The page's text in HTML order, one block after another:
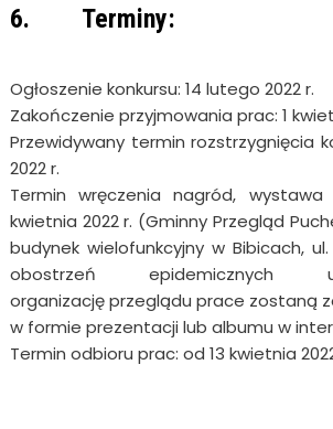
6. Terminy:
Ogłoszenie konkursu: 14 lutego 2022 r.
Zakończenie przyjmowania prac: 1
Przewidywany termin rozstrzygnięcia
2022 r.
Termin wręczenia nagród, wystawa
kwietnia 2022 r. (Gminny Przegląd
budynek wielofunkcyjny w Bibicach,
obostrzeń epidemicznych
organizację przeglądu prace zostaną
w formie prezentacji lub albumu w
Termin odbioru prac: od 13 kwietnia